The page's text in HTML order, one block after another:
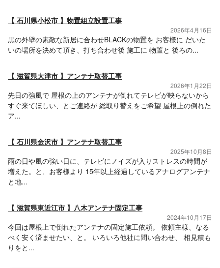
【 石川県小松市 】物置組立設置工事
2026年4月16日
黒の外壁の素敵な新居に合わせBLACKの物置を お客様に だいた
いの場所を決めて頂き、打ち合わせ後 施工に 物置と 後ろの...
【 滋賀県大津市 】アンテナ取替工事
2026年1月22日
先日の強風で 屋根の上のアンテナが倒れてテレビが映らないから
すぐ来てほしい、とご連絡が 総取り替えをご希望 屋根上の倒れた
ア...
【 石川県金沢市 】アンテナ取替工事
2025年10月8日
雨の日や風の強い日に、テレビにノイズが入りストレスの時間が
増えた。と、お客様より 15年以上経過しているアナログアンテナ
と地...
【 滋賀県東近江市 】八木アンテナ固定工事
2024年10月17日
今回は屋根上で倒れたアンテナの固定施工依頼。 依頼主様、なる
べく安く済ませたい、と。 いろいろ他社に問い合わせ、 相見積も
りをと...